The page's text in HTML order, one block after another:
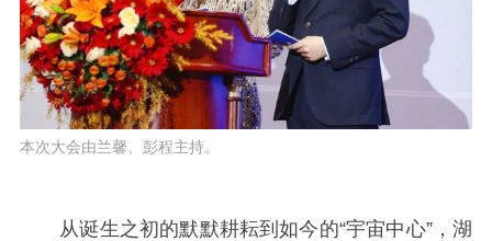
本次大会由兰馨、彭程主持。
从诞生之初的默默耕耘到如今的“宇宙中心”，湖